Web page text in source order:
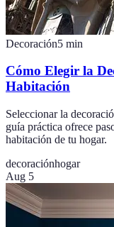
Decoración5 min
Cómo Elegir la
Habitación
Seleccionar la
guía práctica ofrece
habitación de tu hogar.
decoraciónhogar
Aug 5